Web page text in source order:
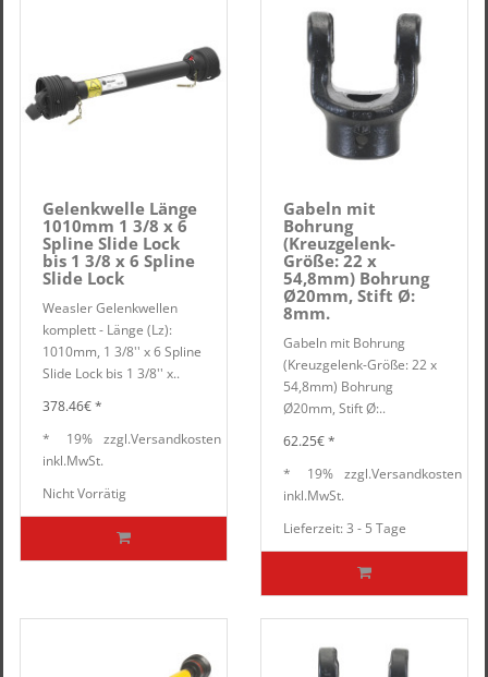
Gelenkwelle Länge
1010mm 1 3/8 x 6
Spline Slide Lock
bis 1 3/8 x 6 Spline
Slide Lock
Weasler Gelenkwellen
komplett - Länge (Lz):
1010mm, 1 3/8'' x 6 Spline
Slide Lock bis 1 3/8'' x..
378.46€ *
*
inkl.
19%
MwSt.
zzgl.Versandkosten
Nicht Vorrätig
Gabeln mit
Bohrung
(Kreuzgelenk-
Größe: 22 x
54,8mm) Bohrung
Ø20mm, Stift Ø:
8mm.
Gabeln mit Bohrung
(Kreuzgelenk-Größe: 22 x
54,8mm) Bohrung
Ø20mm, Stift Ø:..
62.25€ *
*
inkl.
19%
MwSt.
zzgl.Versandkosten
Lieferzeit: 3 - 5 Tage